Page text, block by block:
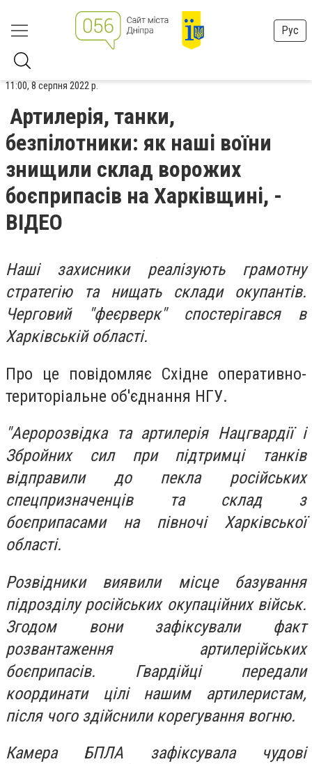
Рус
11:00, 8 серпня 2022 р.
Артилерія, танки,
безпілотники: як наші воїни
знищили склад ворожих
боєприпасів на Харківщині, -
ВІДЕО
Наші захисники реалізують грамотну
стратегію та нищать склади окупантів.
Черговий "феєрверк" спостерігався в
Харківській області.
Про це повідомляє Східне оперативно-
територіальне об'єднання НГУ.
"Аеророзвідка та артилерія Нацгвардії і
Збройних сил при підтримці танків
відправили до пекла російських
спецпризначенців та склад з
боєприпасами на півночі Харківської
області.
Розвідники виявили місце базування
підрозділу російських окупаційних військ.
Згодом вони зафіксували факт
розвантаження артилерійських
боєприпасів. Гвардійці передали
координати цілі нашим артилеристам,
після чого здійснили корегування вогню.
Камера БПЛА зафіксувала чудові